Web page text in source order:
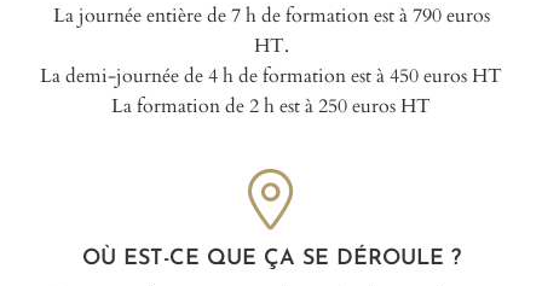
La journée entière de 7 h de formation est à 790 euros
HT.
La demi-journée de 4 h de formation est à 450 euros HT
La formation de 2 h est à 250 euros HT
OÙ EST-CE QUE ÇA SE DÉROULE ?